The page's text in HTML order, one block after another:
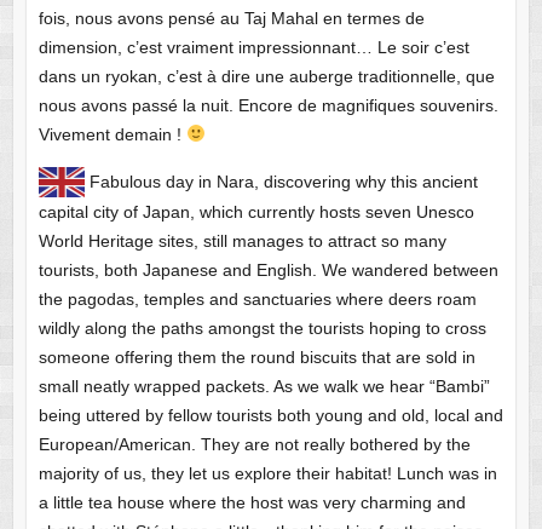
fois, nous avons pensé au Taj Mahal en termes de
dimension, c’est vraiment impressionnant… Le soir c’est
dans un ryokan, c’est à dire une auberge traditionnelle, que
nous avons passé la nuit. Encore de magnifiques souvenirs.
Vivement demain !
Fabulous day in Nara, discovering why this ancient
capital city of Japan, which currently hosts seven Unesco
World Heritage sites, still manages to attract so many
tourists, both Japanese and English. We wandered between
the pagodas, temples and sanctuaries where deers roam
wildly along the paths amongst the tourists hoping to cross
someone offering them the round biscuits that are sold in
small neatly wrapped packets. As we walk we hear “Bambi”
being uttered by fellow tourists both young and old, local and
European/American. They are not really bothered by the
majority of us, they let us explore their habitat! Lunch was in
a little tea house where the host was very charming and